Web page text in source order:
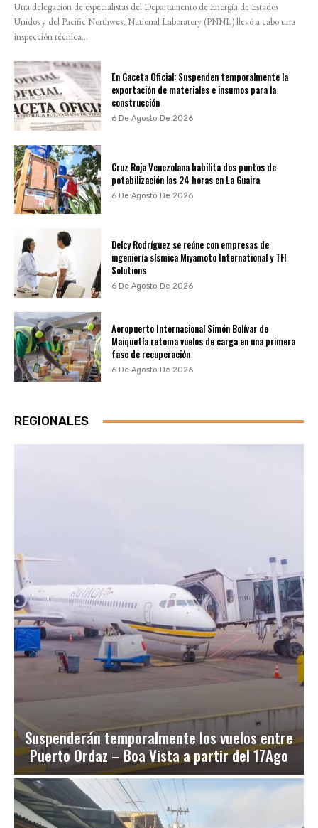
Una delegación de especialistas del Departamento de Energía de Estados
Unidos y del Pacific Northwest National Laboratory (PNNL) llevó a cabo una
inspección técnica...
En Gaceta Oficial: Suspenden temporalmente la
exportación de materiales e insumos para la
construcción
6 De Agosto De 2026
Cruz Roja Venezolana habilita dos puntos de
potabilización las 24 horas en La Guaira
6 De Agosto De 2026
Delcy Rodríguez se reúne con empresas de
ingeniería sísmica Miyamoto International y TFI
Solutions
6 De Agosto De 2026
Aeropuerto Internacional Simón Bolívar de
Maiquetía retoma vuelos de carga en una primera
fase de recuperación
6 De Agosto De 2026
REGIONALES
Suspenderán temporalmente los vuelos entre
Puerto Ordaz – Boa Vista a partir del 17Ago